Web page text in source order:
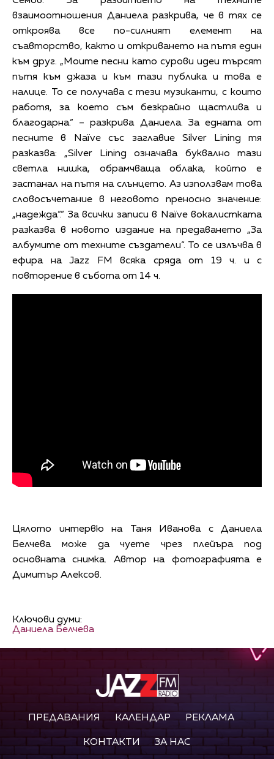
взаимоотношения Даниела разкрива, че в тях се
откроява все по-силният елемент на
съавторство, както и откриването на пътя един
към друг. „Моите песни като сурови идеи търсят
пътя към джаза и към тази публика и това е
налице. То се получава с тези музиканти, с които
работя, за което съм безкрайно щастлива и
благодарна.“ – разкрива Даниела. За едната от
песните в Naïve със заглавие Silver Lining тя
разказва: „Silver Lining означава буквално тази
светла нишка, обрамчваща облака, който е
застанал на пътя на слънцето. Аз използвам това
словосъчетание в неговото преносно значение:
„надежда“.“ За всички записи в Naïve вокалистката
разказва в новото издание на предаването „За
албумите от техните създатели“. То се излъчва в
ефира на Jazz FM всяка сряда от 19 ч. и с
повторение в събота от 14 ч.
Цялото интервю на Таня Иванова с Даниела
Белчева може да чуете чрез плейъра под
основната снимка. Автор на фотографията е
Димитър Алексов.
Ключови думи:
Даниела Белчева
ПРЕДАВАНИЯ КАЛЕНДАР РЕКЛАМА
КОНТАКТИ ЗА НАС